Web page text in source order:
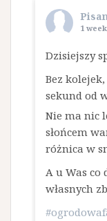
1
Dzisiejszy
Bez
sekund od
​Nie ma nic
słońcem
różnica w
A u Was
własnych